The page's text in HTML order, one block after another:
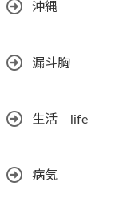
沖縄
漏斗胸
生活 life
病気